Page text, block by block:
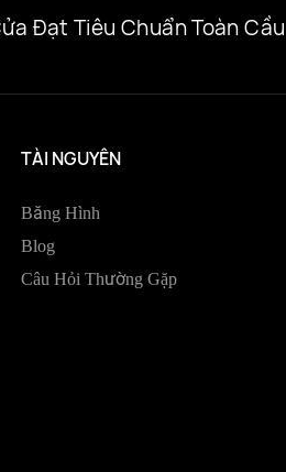
Đạt Tiêu Chuẩn Toàn Cầu
TÀI NGUYÊN
Băng Hình
Blog
Câu Hỏi Thường Gặp